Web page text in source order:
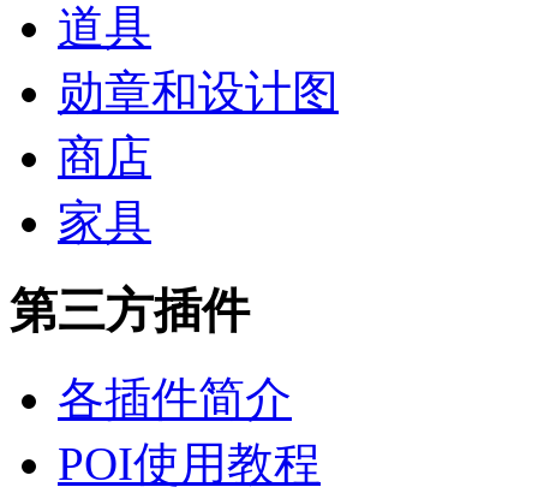
道具
勋章和设计图
商店
家具
第三方插件
各插件简介
POI使用教程